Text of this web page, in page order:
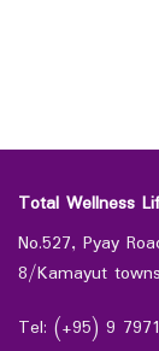
Total Wellness
No.527, Pyay
8/Kamayut
Tel: (+95) 9